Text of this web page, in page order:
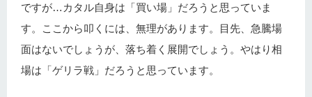
ですが…カタル自身は「買い場」だろうと思っていま
す。ここから叩くには、無理があります。目先、急騰場
面はないでしょうが、落ち着く展開でしょう。やはり相
場は「ゲリラ戦」だろうと思っています。